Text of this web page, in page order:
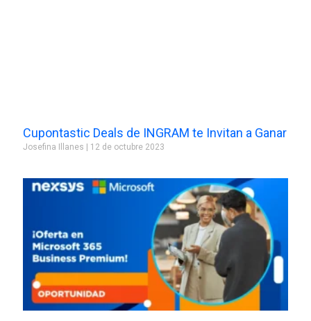
Cupontastic Deals de INGRAM te Invitan a Ganar
Josefina Illanes 12 de octubre 2023